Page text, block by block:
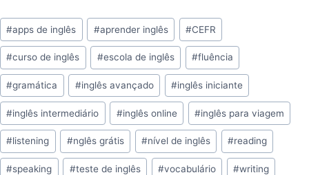
Tags
do
Post:
#apps de inglês #aprender inglês #CEFR
#curso de inglês #escola de inglês #fluência
#gramática #inglês avançado #inglês iniciante
#inglês intermediário #inglês online #inglês para viagem
#listening #nglês grátis #nível de inglês #reading
#speaking #teste de inglês #vocabulário #writing